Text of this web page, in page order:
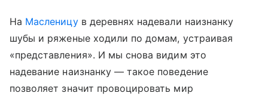
На Масленицув деревнях надевали наизнанку
шубы и ряженые ходили по домам, устраивая
«представления». И мы снова видим это
надевание наизнанку — такое поведение
позволяет значит провоцировать мир